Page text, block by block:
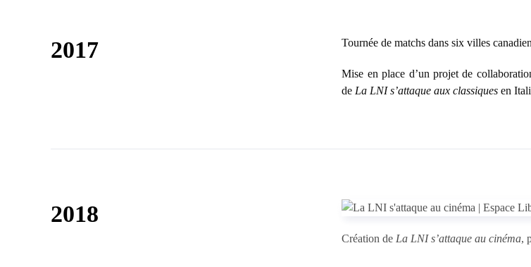
2017 Tournée de matchs dans six villes
Mise en place d’un projet de
de La LNI s’attaque aux classiques en
2018
Création de La LNI s’attaque au cinéma,